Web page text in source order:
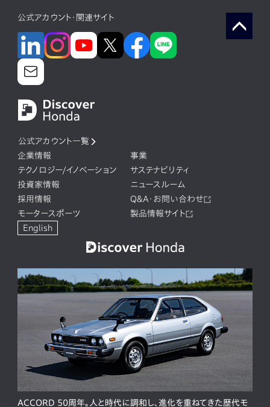
公式アカウント・関連サイト
公式アカウント一覧
企業情報
事業
テクノロジー/イノベーション
サステナビリティ
投資家情報
ニュースルーム
採用情報
Q&A・お問い合わせ
モータースポーツ
製品情報サイト
English
ACCORD 50周年。人と時代に調和し、進化を重ねてきた歴代モ